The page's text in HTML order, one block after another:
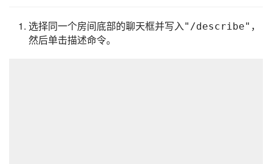
选择同一个房间底部的聊天框并写入"/describe" ，
然后单击描述命令。